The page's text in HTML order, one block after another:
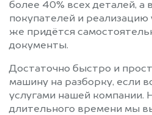
более 40% всех деталей, а
покупателей и реализацию
же придётся
документы.
Достаточно быстро и
машину на разборку, если
услугами нашей компании.
длительного времени мы